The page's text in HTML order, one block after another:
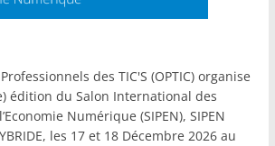
des TIC'S (OPTIC) organise
édition du Salon International des
Numérique (SIPEN), SIPEN
les 17 et 18 Décembre 2026 au